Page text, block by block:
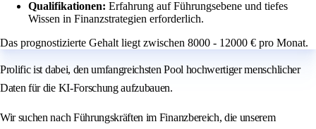
Qualifikationen: Erfahrung auf Führungsebene und tiefes
Wissen in Finanzstrategien erforderlich.
Das prognostizierte Gehalt liegt zwischen 8000 - 12000 € pro Monat.
Prolific ist dabei, den umfangreichsten Pool hochwertiger menschlicher
Daten für die KI-Forschung aufzubauen.
Wir suchen nach Führungskräften im Finanzbereich, die unserem